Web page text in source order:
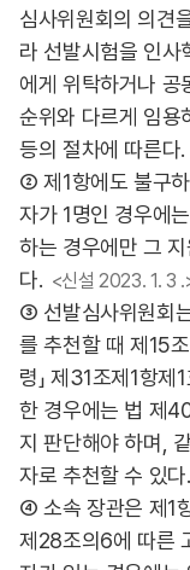
심사위원회의 의견
라 선발시험을 인사
에게 위탁하거나 공
순위와 다르게 임용
등의 절차에 따른다.
② 제1항에도 불구
자가 1명인 경우에
하는 경우에만 그
다. <신설 2023. 1. 3
③ 선발심사위원회
를 추천할 때 제15
령」 제31조제1항
한 경우에는 법 제
지 판단해야 하며,
자로 추천할 수 있다.
④ 소속 장관은 제1
제28조의6에 따른